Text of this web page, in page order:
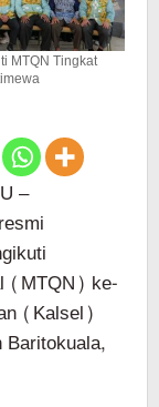
MTQN Tingkat
–
(MTQN) ke-
(Kalsel)